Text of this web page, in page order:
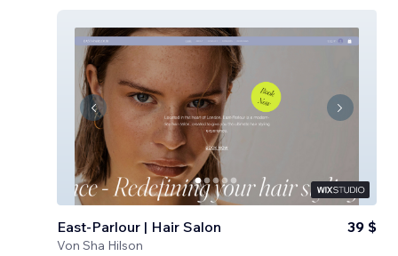
East-Parlour | Hair Salon
Von Sha Hilson
39 $